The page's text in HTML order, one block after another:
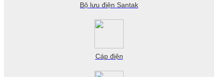
Bộ lưu điện Santak
Cáp điện